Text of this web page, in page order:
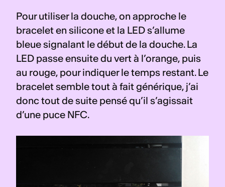
Pour utiliser la douche, on approche le
bracelet en silicone et la LED s’allume
bleue signalant le début de la douche. La
LED passe ensuite du vert à l’orange, puis
au rouge, pour indiquer le temps restant. Le
bracelet semble tout à fait générique, j’ai
donc tout de suite pensé qu’il s’agissait
d’une puce NFC.